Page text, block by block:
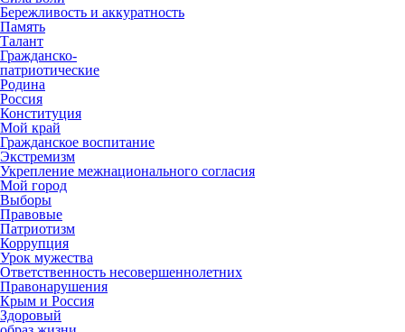
Бережливость и аккуратность
Память
Талант
Гражданско-
патриотические
Родина
Россия
Конституция
Мой край
Гражданское воспитание
Экстремизм
Укрепление межнационального согласия
Мой город
Выборы
Правовые
Патриотизм
Коррупция
Урок мужества
Ответственность несовершеннолетних
Правонарушения
Крым и Россия
Здоровый